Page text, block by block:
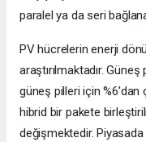
paralel ya da seri
PV hücrelerin enerji
araştırılmaktadır.
güneş pilleri için %6'dan
hibrid bir pakete
değişmektedir.